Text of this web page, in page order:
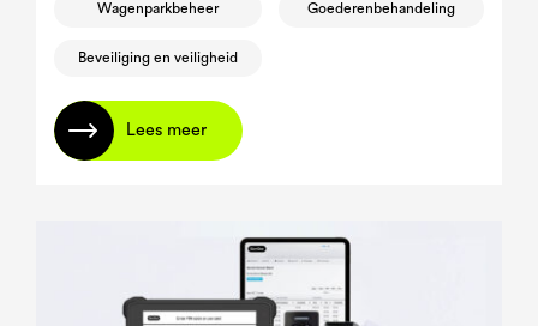
Wagenparkbeheer Goederenbehandeling
Beveiliging en veiligheid
Lees meer